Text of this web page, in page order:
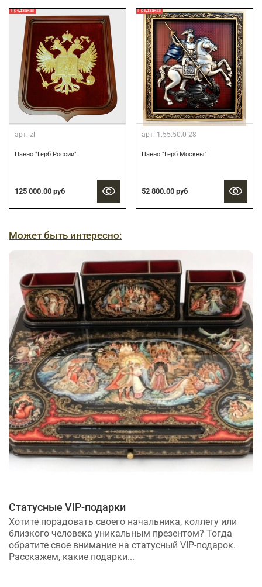
Предзаказ
арт. zl
Панно "Герб России"
125 000.00 руб
Предзаказ
арт. 1.55.50.0-28
Панно "Герб Москвы"
52 800.00 руб
Может быть интересно:
Статусные VIP-подарки
Хотите порадовать своего начальника, коллегу или
близкого человека уникальным презентом? Тогда
обратите свое внимание на статусный VIP-подарок.
Расскажем, какие подарки...